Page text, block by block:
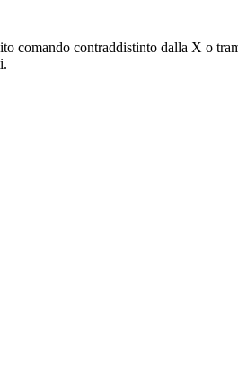
comando contraddistinto dalla X o